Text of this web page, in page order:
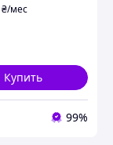
₴/мес
Купить
99%